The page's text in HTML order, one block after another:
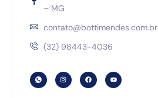
– MG
contato@bottimendes.com.br
(32) 98443-4036